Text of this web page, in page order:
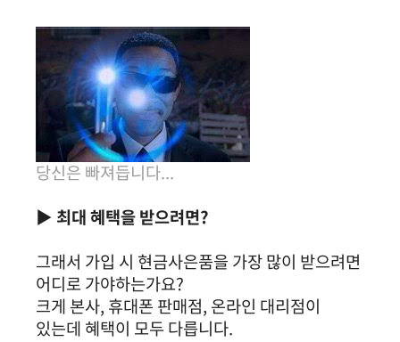
당신은 빠져듭니다...
▶ 최대 혜택을 받으려면?
그래서 가입 시 현금사은품을 가장 많이 받으려면
어디로 가야하는가요?
크게 본사, 휴대폰 판매점, 온라인 대리점이
있는데 혜택이 모두 다릅니다.